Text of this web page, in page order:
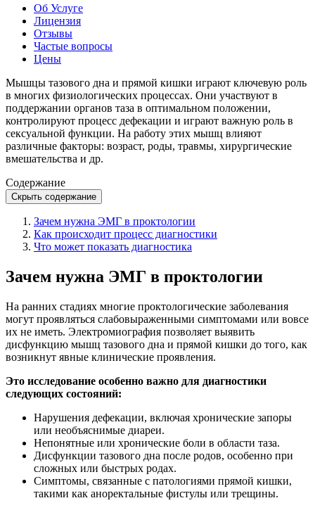
Об Услуге
Лицензия
Отзывы
Частые вопросы
Цены
Мышцы тазового дна и прямой кишки играют ключевую роль
в многих физиологических процессах. Они участвуют в
поддержании органов таза в оптимальном положении,
контролируют процесс дефекации и играют важную роль в
сексуальной функции. На работу этих мышц влияют
различные факторы: возраст, роды, травмы, хирургические
вмешательства и др.
Содержание
Скрыть содержание
Зачем нужна ЭМГ в проктологии
Как происходит процесс диагностики
Что может показать диагностика
Зачем нужна ЭМГ в проктологии
На ранних стадиях многие проктологические заболевания
могут проявляться слабовыраженными симптомами или вовсе
их не иметь. Электромиография позволяет выявить
дисфункцию мышц тазового дна и прямой кишки до того, как
возникнут явные клинические проявления.
Это исследование особенно важно для диагностики
следующих состояний:
Нарушения дефекации, включая хронические запоры
или необъяснимые диареи.
Непонятные или хронические боли в области таза.
Дисфункции тазового дна после родов, особенно при
сложных или быстрых родах.
Симптомы, связанные с патологиями прямой кишки,
такими как аноректальные фистулы или трещины.